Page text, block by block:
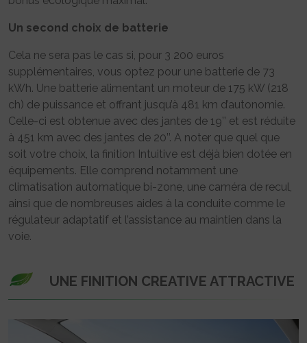
Un second choix de batterie
Cela ne sera pas le cas si, pour 3 200 euros
supplémentaires, vous optez pour une batterie de 73
kWh. Une batterie alimentant un moteur de 175 kW (218
ch) de puissance et offrant jusqu’à 481 km d’autonomie.
Celle-ci est obtenue avec des jantes de 19’’ et est réduite
à 451 km avec des jantes de 20’’. A noter que quel que
soit votre choix, la finition Intuitive est déjà bien dotée en
équipements. Elle comprend notamment une
climatisation automatique bi-zone, une caméra de recul,
ainsi que de nombreuses aides à la conduite comme le
régulateur adaptatif et l’assistance au maintien dans la
voie.
UNE FINITION CREATIVE ATTRACTIVE